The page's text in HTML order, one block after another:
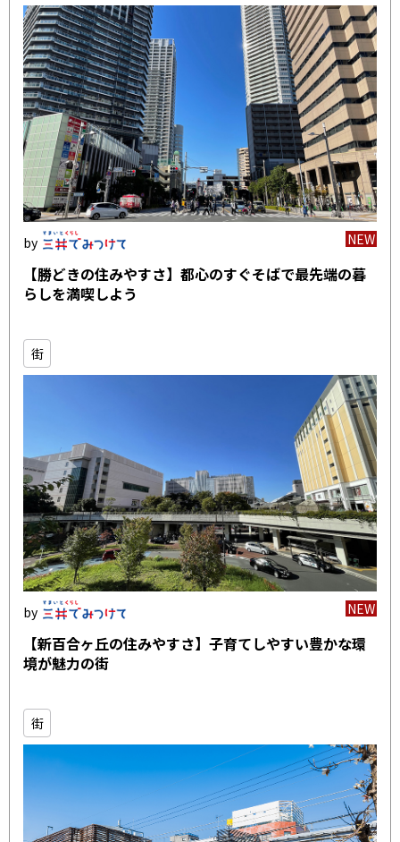
NEW
【勝どきの住みやすさ】都心のすぐそばで最先端の暮
らしを満喫しよう
街
NEW
【新百合ヶ丘の住みやすさ】子育てしやすい豊かな環
境が魅力の街
街